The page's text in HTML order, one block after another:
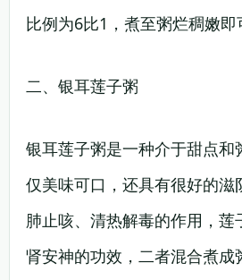
比例为6比1，煮至粥烂稠嫩即
二、银耳莲子粥
银耳莲子粥是一种介于甜点和
仅美味可口，还具有很好的滋
肺止咳、清热解毒的作用，莲
肾安神的功效，二者混合煮成